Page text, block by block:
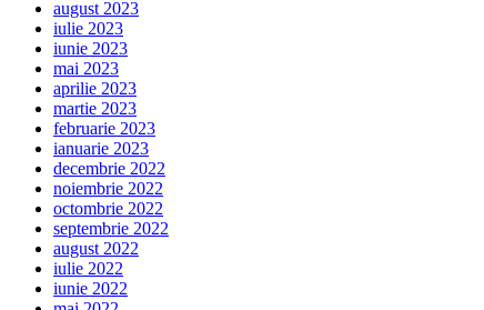
august 2023
iulie 2023
iunie 2023
mai 2023
aprilie 2023
martie 2023
februarie 2023
ianuarie 2023
decembrie 2022
noiembrie 2022
octombrie 2022
septembrie 2022
august 2022
iulie 2022
iunie 2022